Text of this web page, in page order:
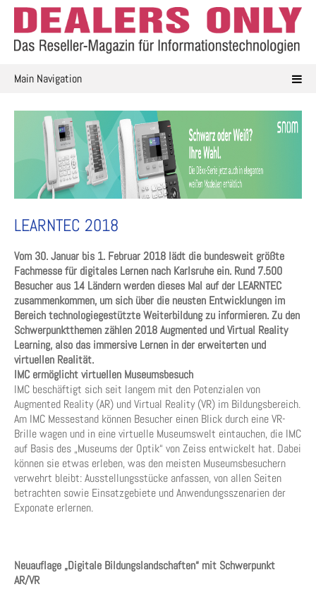
Skip
content
Main Navigation
LEARNTEC 2018
Vom 30. Januar bis 1. Februar 2018 lädt die bundesweit größte
Fachmesse für digitales Lernen nach Karlsruhe ein. Rund 7.500
Besucher aus 14 Ländern werden dieses Mal auf der LEARNTEC
zusammenkommen, um sich über die neusten Entwicklungen im
Bereich technologiegestützte Weiterbildung zu informieren. Zu den
Schwerpunktthemen zählen 2018 Augmented und Virtual Reality
Learning, also das immersive Lernen in der erweiterten und
virtuellen Realität.
IMC ermöglicht virtuellen Museumsbesuch
IMC beschäftigt sich seit langem mit den Potenzialen von
Augmented Reality (AR) und Virtual Reality (VR) im Bildungsbereich.
Am IMC Messestand können Besucher einen Blick durch eine VR-
Brille wagen und in eine virtuelle Museumswelt eintauchen, die IMC
auf Basis des „Museums der Optik“ von Zeiss entwickelt hat. Dabei
können sie etwas erleben, was den meisten Museumsbesuchern
verwehrt bleibt: Ausstellungsstücke anfassen, von allen Seiten
betrachten sowie Einsatzgebiete und Anwendungsszenarien der
Exponate erlernen.
Neuauflage „Digitale Bildungslandschaften“ mit Schwerpunkt
AR/VR